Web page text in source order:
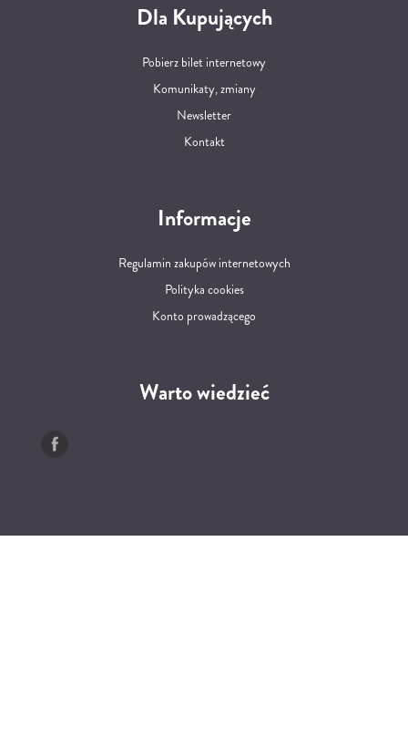
Dla Kupujących
Pobierz bilet internetowy
Komunikaty, zmiany
Newsletter
Kontakt
Informacje
Regulamin zakupów internetowych
Polityka cookies
Konto prowadzącego
Warto wiedzieć